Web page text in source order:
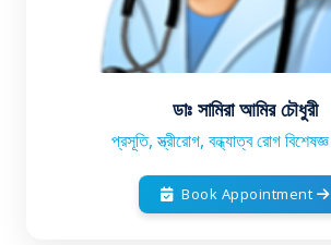
ডাঃ সামিরা আমির চৌধুরী
প্রসূতি, স্ত্রীরোগ, বন্ধ্যাত্ব রোগ
Book Appointment